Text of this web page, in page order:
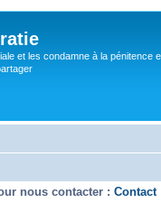
et les condamne à la pénitence
contacter : Contact